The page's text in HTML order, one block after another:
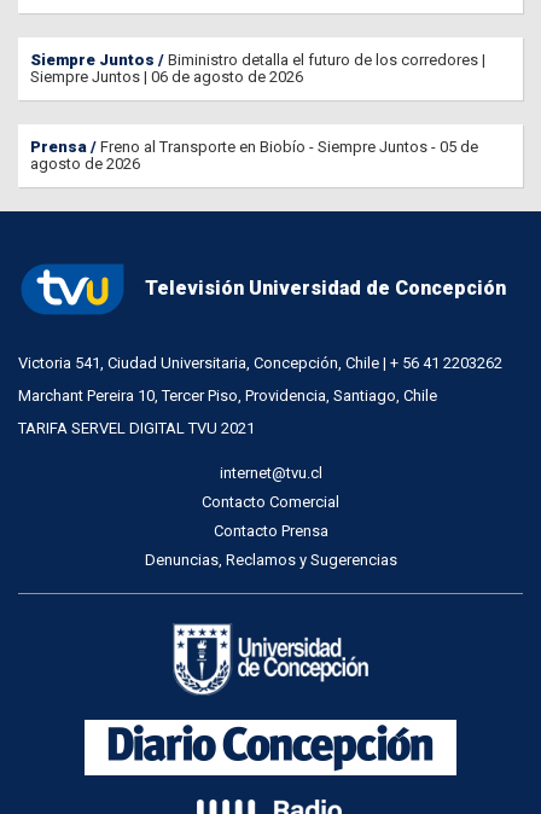
Siempre Juntos
Biministro detalla el futuro de los corredores |
Siempre Juntos | 06 de agosto de 2026
Prensa
Freno al Transporte en Biobío - Siempre Juntos - 05 de
agosto de 2026
Televisión Universidad de Concepción
Victoria 541, Ciudad Universitaria, Concepción, Chile | + 56 41 2203262
Marchant Pereira 10, Tercer Piso, Providencia, Santiago, Chile
TARIFA SERVEL DIGITAL TVU 2021
internet@tvu.cl
Contacto Comercial
Contacto Prensa
Denuncias, Reclamos y Sugerencias